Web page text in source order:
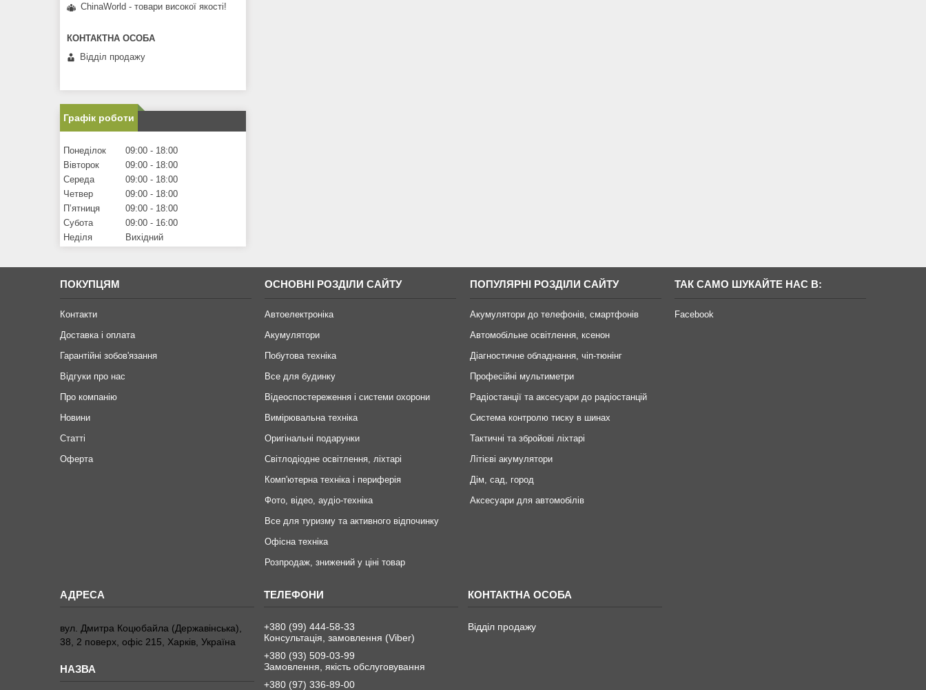
ChinaWorld - товари високої якості!
Відділ продажу
Графік роботи
Понеділок 09:00
18:00
Вівторок
09:00
18:00
Середа
09:00
18:00
Четвер
09:00
18:00
Пʼятниця
09:00
18:00
Субота
09:00
16:00
Неділя
Вихідний
ПОКУПЦЯМ
Контакти
Доставка і оплата
Гарантійні зобов'язання
Відгуки про нас
Про компанію
Новини
Статті
Оферта
ОСНОВНІ РОЗДІЛИ САЙТУ
Автоелектроніка
Акумулятори
Побутова техніка
Все для будинку
Відеоспостереження і системи охорони
Вимірювальна техніка
Оригінальні подарунки
Світлодіодне освітлення, ліхтарі
Комп'ютерна техніка і периферія
Фото, відео, аудіо-техніка
Все для туризму та активного відпочинку
Офісна техніка
Розпродаж, знижений у ціні товар
ПОПУЛЯРНІ РОЗДІЛИ САЙТУ
Акумулятори до телефонів, смартфонів
Автомобільне освітлення, ксенон
Діагностичне обладнання, чіп-тюнінг
Професійні мультиметри
Радіостанції та аксесуари до радіостанцій
Система контролю тиску в шинах
Тактичні та збройові ліхтарі
Літієві акумулятори
Дім, сад, город
Аксесуари для автомобілів
ТАК САМО ШУКАЙТЕ НАС В:
Facebook
вул. Дмитра Коцюбайла (Державінська),
38, 2 поверх, офіс 215, Харків, Україна
+380 (99) 444-58-33
Консультація, замовлення (Viber)
+380 (93) 509-03-99
Замовлення, якість обслуговування
+380 (97) 336-89-00
Відділ продажу